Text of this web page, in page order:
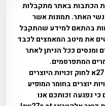
הכתבות באתר מתקבלות
האתר. תמונות אשר
בהתאם למידע שהתקבל
את מיטב המאמצים לכבד
ומנסים ככל הניתן לאתר
המתפרסמים.
השימוש נעשה על פי עדכון 5 לסעיף 27א לחוק זכויות היוצרים
זכויות יוצרים בחומר המופיע
נפגעה זכותכם אנו